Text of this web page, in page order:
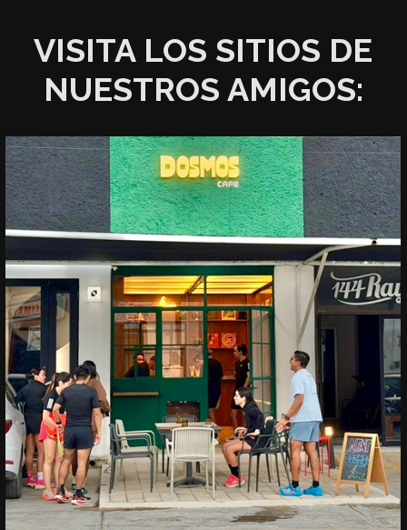
VISITA LOS SITIOS DE
NUESTROS AMIGOS: